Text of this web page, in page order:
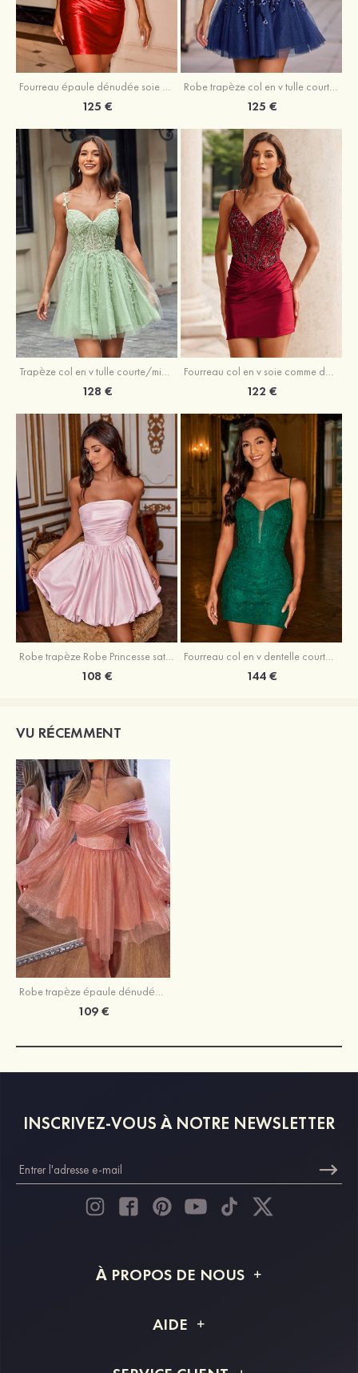
Fourreau épaule dénudée soie comme du satin courte/mini robe de fête de la rentrée
125 €
Robe trapèze col en v tulle courte/mini robe de fête de la rentrée avec poches paillettes
125 €
Trapèze col en v tulle courte/mini robe de fête de la rentrée avec perles
128 €
Fourreau col en v soie comme du satin courte/mini robe de fête de la rentrée avec paillettes
122 €
Robe trapèze Robe Princesse satin sans manches courte/mini robe de fête de la rentrée
108 €
Fourreau col en v dentelle courte/mini robe de fête de la rentré avec perles
144 €
VU RÉCEMMENT
Robe trapèze épaule dénudée tulle courte/mini robe de fête de la rentrée
109 €
INSCRIVEZ-VOUS À NOTRE NEWSLETTER
À PROPOS DE NOUS
Livraison
AIDE